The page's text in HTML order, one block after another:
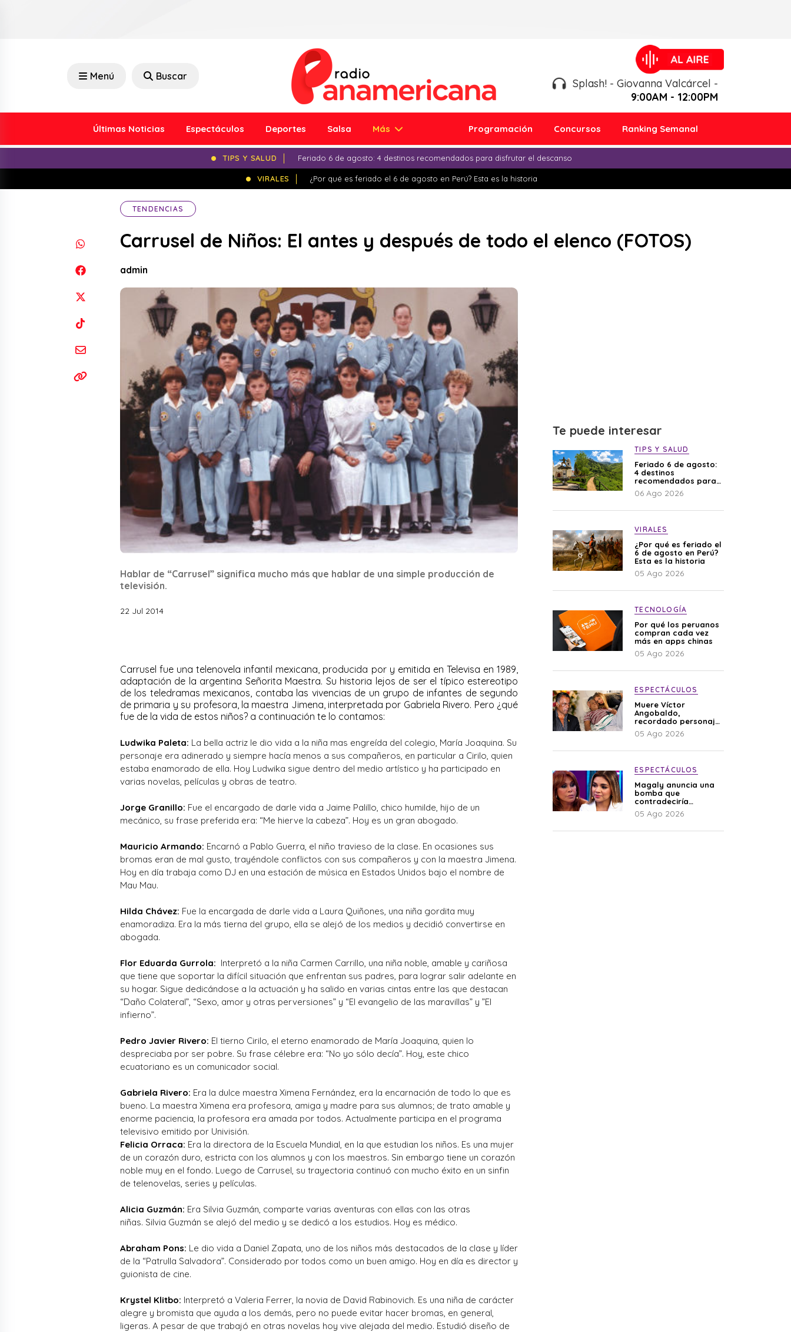
Menú Buscar
Splash! - Giovanna Valcárcel -
9:00AM - 12:00PM
Últimas Noticias Espectáculos Deportes Salsa Más Programación Concursos Ranking Semanal
TIPS Y SALUD Feriado 6 de agosto: 4 destinos recomendados para disfrutar el descanso
VIRALES ¿Por qué es feriado el 6 de agosto en Perú? Esta es la historia
TENDENCIAS
Carrusel de Niños: El antes y después de todo el elenco (FOTOS)
admin
Hablar de “Carrusel” significa mucho más que hablar de una simple producción de
televisión.
22 Jul 2014
Carrusel fue una telenovela infantil mexicana, producida por y emitida en Televisa en 1989,
adaptación de la argentina Señorita Maestra. Su historia lejos de ser el típico estereotipo
de los teledramas mexicanos, contaba las vivencias de un grupo de infantes de segundo
de primaria y su profesora, la maestra Jimena, interpretada por Gabriela Rivero. Pero ¿qué
fue de la vida de estos niños? a continuación te lo contamos:
Ludwika Paleta: La bella actriz le dio vida a la niña mas engreída del colegio, María Joaquina. Su
personaje era adinerado y siempre hacía menos a sus compañeros, en particular a Cirilo, quien
estaba enamorado de ella. Hoy Ludwika sigue dentro del medio artístico y ha participado en
varias novelas, películas y obras de teatro.
Jorge Granillo: Fue el encargado de darle vida a Jaime Palillo, chico humilde, hijo de un
mecánico, su frase preferida era: “Me hierve la cabeza”. Hoy es un gran abogado.
Mauricio Armando: Encarnó a Pablo Guerra, el niño travieso de la clase. En ocasiones sus
bromas eran de mal gusto, trayéndole conflictos con sus compañeros y con la maestra Jimena.
Hoy en día trabaja como DJ en una estación de música en Estados Unidos bajo el nombre de
Mau Mau.
Hilda Chávez: Fue la encargada de darle vida a Laura Quiñones, una niña gordita muy
enamoradiza. Era la más tierna del grupo, ella se alejó de los medios y decidió convertirse en
abogada.
Flor Eduarda Gurrola: Interpretó a la niña Carmen Carrillo, una niña noble, amable y cariñosa
que tiene que soportar la difícil situación que enfrentan sus padres, para lograr salir adelante en
su hogar. Sigue dedicándose a la actuación y ha salido en varias cintas entre las que destacan
“Daño Colateral”, “Sexo, amor y otras perversiones” y “El evangelio de las maravillas” y ”El
infierno”.
Pedro Javier Rivero: El tierno Cirilo, el eterno enamorado de María Joaquina, quien lo
despreciaba por ser pobre. Su frase célebre era: “No yo sólo decía”. Hoy, este chico
ecuatoriano es un comunicador social.
Gabriela Rivero: Era la dulce maestra Ximena Fernández, era la encarnación de todo lo que es
bueno. La maestra Ximena era profesora, amiga y madre para sus alumnos; de trato amable y
enorme paciencia, la profesora era amada por todos. Actualmente participa en el programa
televisivo emitido por Univisión.
Felicia Orraca: Era la directora de la Escuela Mundial, en la que estudian los niños. Es una mujer
de un corazón duro, estricta con los alumnos y con los maestros. Sin embargo tiene un corazón
noble muy en el fondo. Luego de Carrusel, su trayectoria continuó con mucho éxito en un sinfin
de telenovelas, series y películas.
Alicia Guzmán: Era Silvia Guzmán, comparte varias aventuras con ellas con las otras
niñas. Silvia Guzmán se alejó del medio y se dedicó a los estudios. Hoy es médico.
Abraham Pons: Le dio vida a Daniel Zapata, uno de los niños más destacados de la clase y líder
de la “Patrulla Salvadora”. Considerado por todos como un buen amigo. Hoy en día es director y
guionista de cine.
Krystel Klitbo: Interpretó a Valeria Ferrer, la novia de David Rabinovich. Es una niña de carácter
alegre y bromista que ayuda a los demás, pero no puede evitar hacer bromas, en general,
ligeras. A pesar de que trabajó en otras novelas hoy vive alejada del medio. Estudió diseño de
Te puede interesar
TIPS Y SALUD
Feriado 6 de agosto:
4 destinos
recomendados para
disfrutar el descanso
06 Ago 2026
VIRALES
¿Por qué es feriado el
6 de agosto en Perú?
Esta es la historia
05 Ago 2026
TECNOLOGÍA
Por qué los peruanos
compran cada vez
más en apps chinas
05 Ago 2026
ESPECTÁCULOS
Muere Víctor
Angobaldo,
recordado personaje
de la farándula y
expareja de Shirley
05 Ago 2026
ESPECTÁCULOS
Magaly anuncia una
bomba que
contradeciría
comunicado de La
Bella Luz: “Hay un
05 Ago 2026